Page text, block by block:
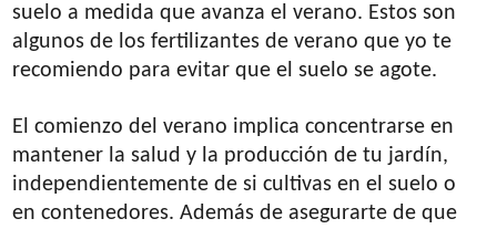
suelo a medida que avanza el verano. Estos son
algunos de los fertilizantes de verano que yo te
recomiendo para evitar que el suelo se agote.
El comienzo del verano implica concentrarse en
mantener la salud y la producción de tu jardín,
independientemente de si cultivas en el suelo o
en contenedores. Además de asegurarte de que